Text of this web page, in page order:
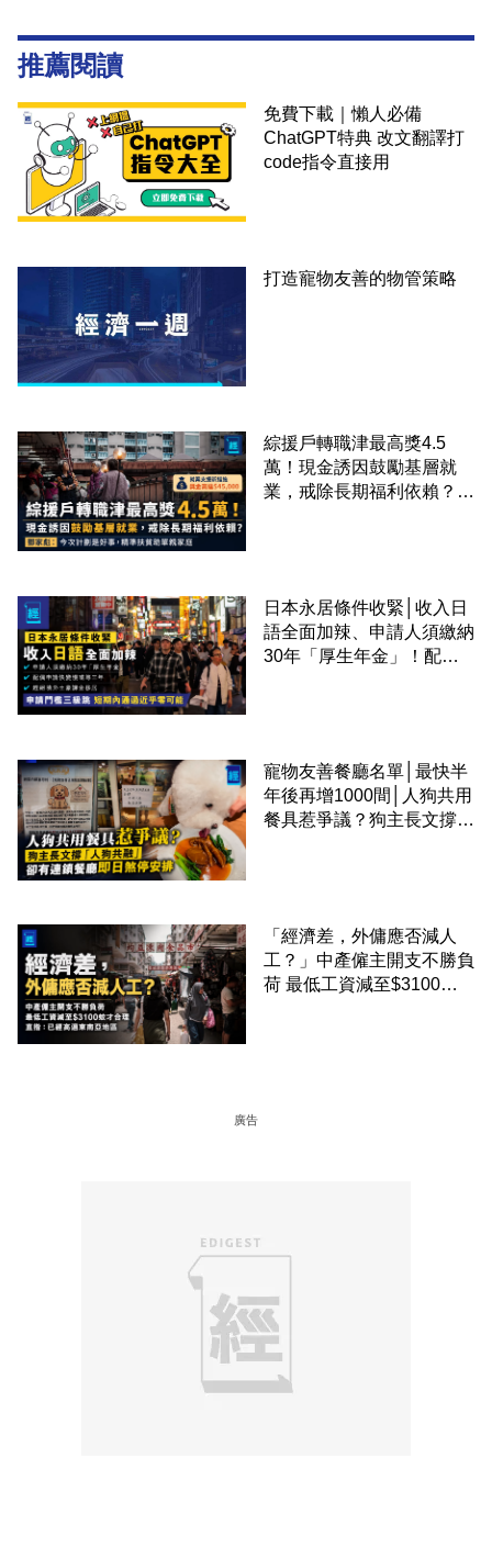
推薦閱讀
免費下載｜懶人必備
ChatGPT特典 改文翻譯打
code指令直接用
打造寵物友善的物管策略
綜援戶轉職津最高獎4.5
萬！現金誘因鼓勵基層就
業，戒除長期福利依賴？鄧
日本永居條件收緊│收入日
語全面加辣、申請人須繳納
30年「厚生年金」！配偶
寵物友善餐廳名單│最快半
年後再增1000間│人狗共用
餐具惹爭議？狗主長文撐
「經濟差，外傭應否減人
工？」中產僱主開支不勝負
荷 最低工資減至$3100蚊
廣告